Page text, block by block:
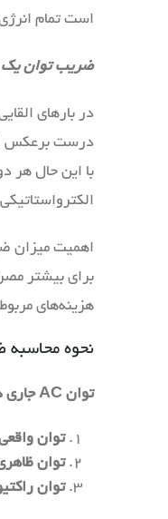
است تمام
ضریب توان یک
در بارهای
درست برعکس
با این حال هر
اهمیت میزان
هزینه‌های
نحوه
توان AC جاری در یک مصرف‌کننده سه بعد دارد:
توان
توان
توان